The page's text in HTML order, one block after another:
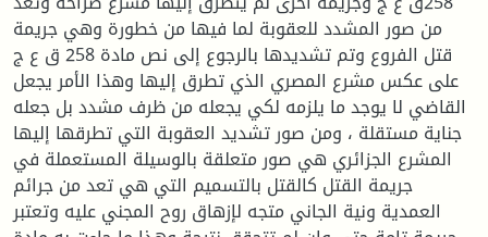
من صور المشدد للعقوبة لما فيها من خطورة وهي جريمة
قتل الفروع وتم تشديدها بالرجوع إلى نص مادة 258 ق ع ج
على عكس مشرع المصري الذي تطرق إليها وهذا الأمر يجعل
القاضي لا يوجد ما يلزمه لكي يجعله من ظرف مشدد بل جعله
جناية مستقلة ، ومن صور تشديد العقوبة التي تطرقها إليها
المشرع الجزائري هي صور متعلقة بالوسيلة المستعملة في
جريمة القتل كالقتل بالتسميم التي هي تعد من جرائم
العمدية ونية الجاني متجه لإزهاق روح المجني عليه وتعتبر